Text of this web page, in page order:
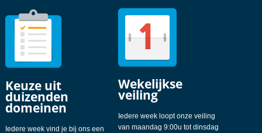
Keuze uit
duizenden
domeinen
Iedere week vind je bij ons een
Wekelijkse
veiling
Iedere week loopt onze veiling
van maandag 9:00u tot dinsdag